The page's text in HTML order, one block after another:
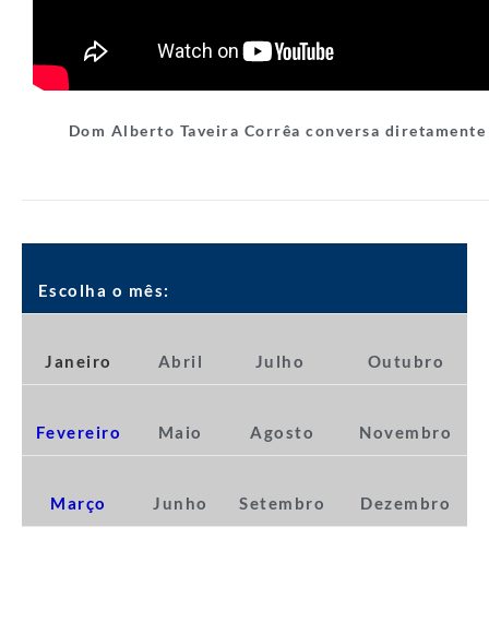
Dom Alberto Taveira Corrêa conversa
Escolha o mês:
Janeiro Abril Julho Outubro
Fevereiro Maio Agosto Novembro
Março Junho Setembro Dezembro